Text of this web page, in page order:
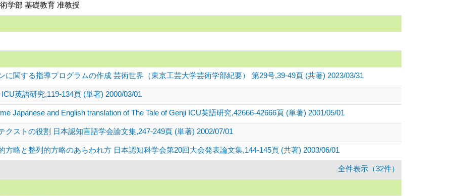
学部 基礎教育 准教授
に関する指導プログラムの作成 芸術世界（東京工芸大学芸術学部紀要） 第29号,39-49頁 (共著) 2023/03/31
英語研究,119-134頁 (単著) 2000/03/01
Japanese and English translation of The Tale of Genji ICU英語研究,42666-42666頁 (単著) 2001/05/01
クストの役割 日本認知言語学会論文集,247-249頁 (単著) 2002/07/01
方略と整列的方略のあらわれ方 日本認知科学会第20回大会発表論文集,144-145頁 (共著) 2003/06/01
全件表示（32件）